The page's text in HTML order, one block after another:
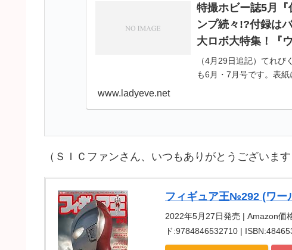
特撮ホビー誌5月
ンプ続々!?付録は
大ロボ大特集！『
（4月29日追記）てれ
も6月・7月号です。表
ズ＆『暴太郎戦隊ドン
www.ladyeve.net
（ＳＩＣファンさん、いつもありがとうございます
フィギュア王№292 (ワ
2022年5月27日発売 | Amazon価
ド:9784846532710 |